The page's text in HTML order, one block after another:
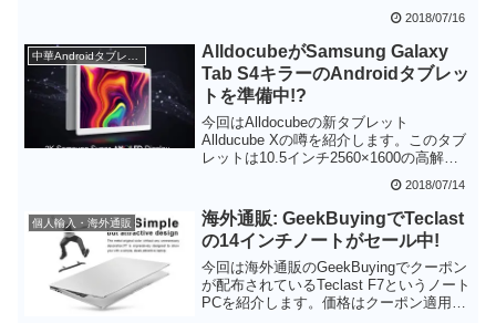
り、ユーザにうれしいプラン改良がなさ
れていました。特に299バーツ/8日間のパ
ッケージは激戦らしく、データ量が増え
た状態で横並びになっています。
2018/07/16
AlldocubeがSamsung Galaxy
Tab S4キラーのAndroidタブレッ
トを準備中!?
今回はAlldocubeの新タブレット
Allducube Xの噂を紹介します。このタブ
レットは10.5インチ2560×1600の高解像
のタブレットGalaxy Tab Sシリーズと真
っ向勝負を挑むようです。価格はまだ発
表されていませんが、Alldocubeらしくお
買い得な価格を期待したいところです。
2018/07/14
個人輸入・海外通販
海外通販: GeekBuyingでTeclast
の14インチノートがセール中!
今回は海外通販のGeekBuyingでクーポン
が配布されているTeclast F7というノート
PCを紹介します。価格はクーポン適用で